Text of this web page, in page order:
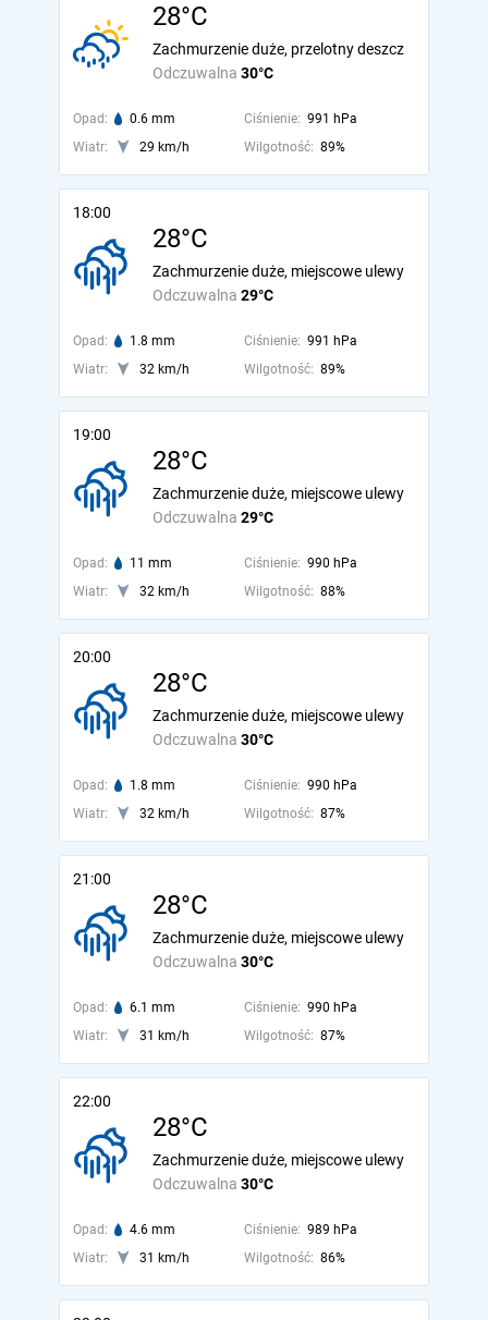
28°C
Odczuwalna 30°C
Zachmurzenie duże, przelotny deszcz
Opad: 0.6 mm Ciśnienie: 991 hPa
Wiatr:
29 km/h Wilgotność: 89%
18:00
28°C
Odczuwalna 29°C
Zachmurzenie duże, miejscowe ulewy
Opad: 1.8 mm Ciśnienie: 991 hPa
Wiatr:
32 km/h Wilgotność: 89%
19:00
28°C
Odczuwalna 29°C
Zachmurzenie duże, miejscowe ulewy
Opad: 11 mm Ciśnienie: 990 hPa
Wiatr:
32 km/h Wilgotność: 88%
20:00
28°C
Odczuwalna 30°C
Zachmurzenie duże, miejscowe ulewy
Opad: 1.8 mm Ciśnienie: 990 hPa
Wiatr:
32 km/h Wilgotność: 87%
21:00
28°C
Odczuwalna 30°C
Zachmurzenie duże, miejscowe ulewy
Opad: 6.1 mm Ciśnienie: 990 hPa
Wiatr:
31 km/h Wilgotność: 87%
22:00
28°C
Odczuwalna 30°C
Zachmurzenie duże, miejscowe ulewy
Opad: 4.6 mm Ciśnienie: 989 hPa
Wiatr:
31 km/h Wilgotność: 86%